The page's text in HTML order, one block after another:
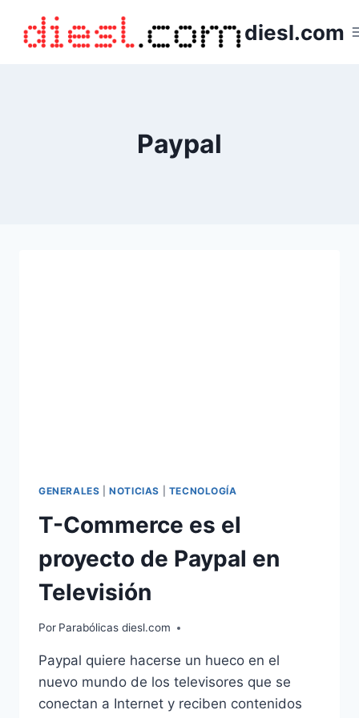
contenido
diesl.com
Paypal
GENERALES |NOTICIAS TECNOLOGÍA
T-Commerce es el
proyecto de Paypal en
Televisión
Por Parabólicas diesl.com
Paypal quiere hacerse un hueco en el
nuevo mundo de los televisores que se
conectan a Internet y reciben contenidos